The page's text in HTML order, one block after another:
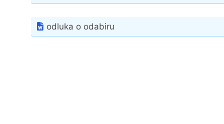
I. izmjene i dopune prostornog plana
odluka o odabiru